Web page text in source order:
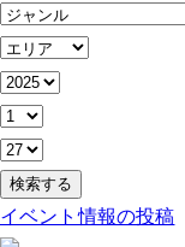
イベント情報の投稿